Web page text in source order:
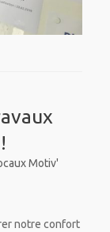
Motiv'
notre confort